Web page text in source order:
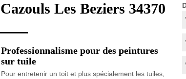
Les Beziers 34370
Professionnalisme pour des peintures
sur tuile
Pour entretenir un toit et plus spécialement les tuiles,